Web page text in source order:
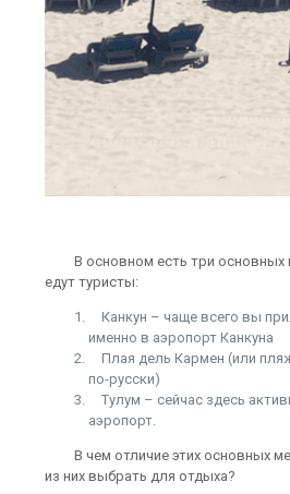
В основном есть три основных
едут туристы:
Канкун – чаще всего вы
именно в аэропорт Канкуна
Плая дель Кармен (или
по-русски)
Тулум – сейчас здесь
аэропорт.
В чем отличие этих основных
из них выбрать для отдыха?